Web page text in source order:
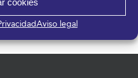
Aviso legal
MALAGUEÑA